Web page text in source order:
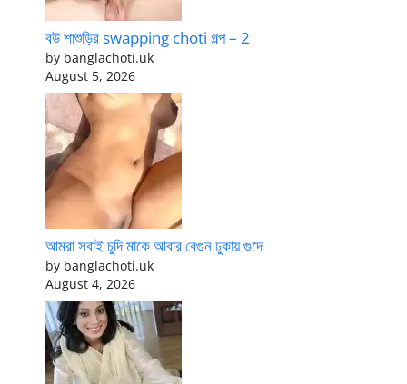
বউ শাশুড়ির swapping choti গল্প – 2
by banglachoti.uk
August 5, 2026
আমরা সবাই চুদি মাকে আবার বেগুন ঢুকায় গুদে
by banglachoti.uk
August 4, 2026